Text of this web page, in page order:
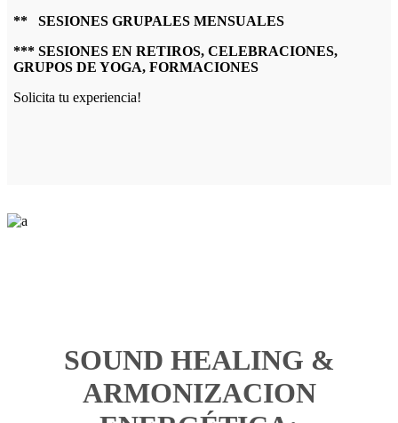
** SESIONES GRUPALES MENSUALES
*** SESIONES EN RETIROS, CELEBRACIONES,
GRUPOS DE YOGA, FORMACIONES
Solicita tu experiencia!
SOUND HEALING &
ARMONIZACION